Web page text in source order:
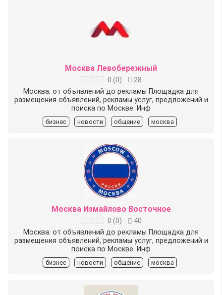
Москва Левобережный
0 (0)
28
Москва: от объявлений до рекламы Площадка для
размещения объявлений, рекламы услуг, предложений и
поиска по Москве. Инф
бизнес новости общение москва
Москва Измайлово Восточное
0 (0)
40
Москва: от объявлений до рекламы Площадка для
размещения объявлений, рекламы услуг, предложений и
поиска по Москве. Инф
бизнес новости общение москва